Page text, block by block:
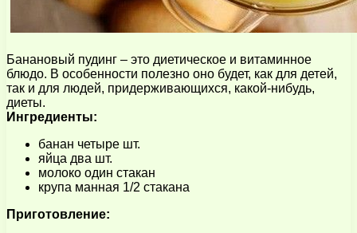
Банановый пудинг – это диетическое и витаминное
блюдо. В особенности полезно оно будет, как для детей,
так и для людей, придерживающихся, какой-нибудь,
диеты.
Ингредиенты:
банан четыре шт.
яйца два шт.
молоко один стакан
крупа манная 1/2 стакана
Приготовление: